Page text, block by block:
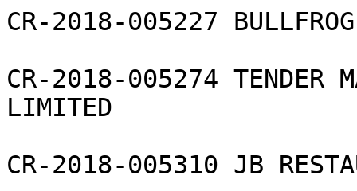
CR-2018-005227
CR-2018-005274 TENDER
LIMITED
CR-2018-005310 JB